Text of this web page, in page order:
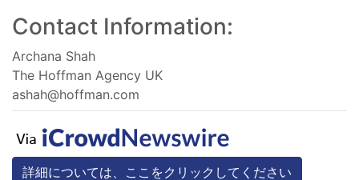
Contact Information:
Archana Shah
The Hoffman Agency UK
ashah@hoffman.com
詳細については、ここをクリックしてください